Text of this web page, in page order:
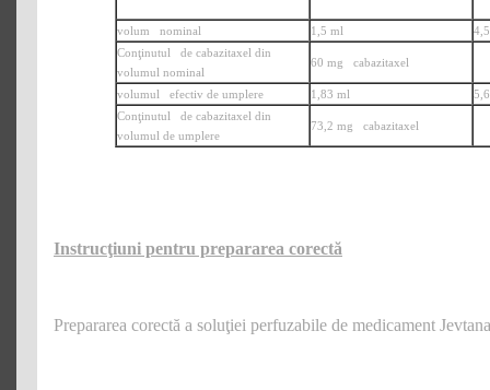
volum nominal 1,5 ml
Conţinutul de cabazitaxel din
volumul nominal
60 mg cabazitaxel
volumul efectiv de umplere 1,83 ml
Conţinutul de cabazitaxel din
volumul de umplere
73,2 mg cabazitaxel
Instrucţiuni pentru prepararea corectă
Prepararea corectă a soluţiei perfuzabile de medicament